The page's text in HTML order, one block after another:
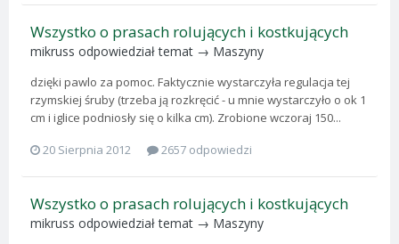
Wszystko o prasach rolujących i kostkujących
mikruss odpowiedział temat → Maszyny
dzięki pawlo za pomoc. Faktycznie wystarczyła regulacja tej
rzymskiej śruby (trzeba ją rozkręcić - u mnie wystarczyło o ok 1
cm i iglice podniosły się o kilka cm). Zrobione wczoraj 150...
20 Sierpnia 2012
2657 odpowiedzi
Wszystko o prasach rolujących i kostkujących
mikruss odpowiedział temat → Maszyny